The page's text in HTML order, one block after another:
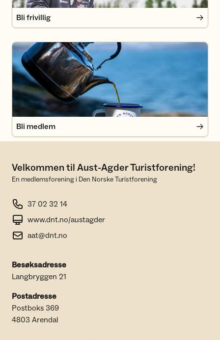
Bli frivillig
Bli medlem
Bli medlem
Velkommen til Aust-Agder Turistforening!
En medlemsforening i Den Norske Turistforening
37 02 32 14
www.dnt.no/austagder
aat@dnt.no
Besøksadresse
Langbryggen 21
Postadresse
Postboks 369
4803 Arendal